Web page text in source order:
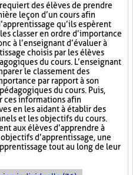
des élèves de prendre
leçon d’un cours afin
qu’ils espèrent
classer en ordre d’importance
à l’enseignant d’évaluer à
choisis par les élèves
du cours. L’enseignant
le classement des
par rapport à son
du cours. Puis,
ces informations afin
en les aidant à établir des
et les objectifs du cours.
aux élèves d’apprendre à
d’apprentissage, une
tout au long de leur